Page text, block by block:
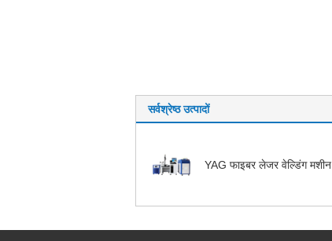
सर्वश्रेष्ठ उत्पादों
YAG फाइबर लेजर वेल्डिंग मशीन